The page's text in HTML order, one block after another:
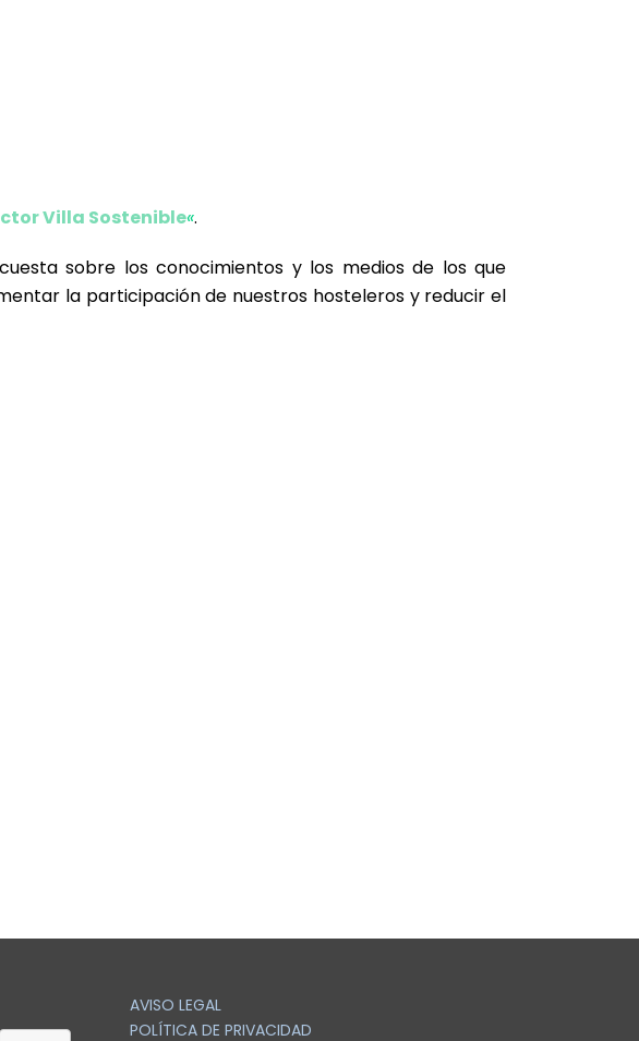
Villa Sostenible«.
sobre los conocimientos y los medios de los que
la participación de nuestros hosteleros y reducir el
AVISO LEGAL
POLÍTICA DE PRIVACIDAD